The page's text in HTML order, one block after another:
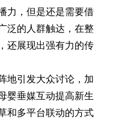
，但是还是需要借
泛的人群触达，在整
还展现出强有力的传
引发大众讨论，加
婴垂媒互动提高新生
和多平台联动的方式